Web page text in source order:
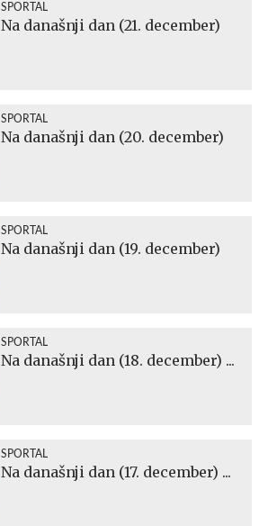
SPORTAL
Na današnji dan (21. december)
SPORTAL
Na današnji dan (20. december)
SPORTAL
Na današnji dan (19. december)
SPORTAL
Na današnji dan (18. december) ...
SPORTAL
Na današnji dan (17. december) ...